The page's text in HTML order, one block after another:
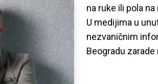
na ruke ili pola na
U medijima u
nezvaničnim
Beogradu zarade